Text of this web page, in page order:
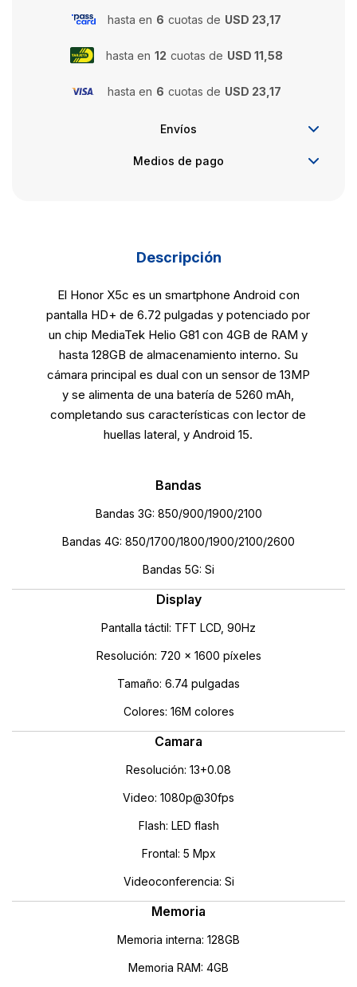
hasta en 6 cuotas de USD 23,17
hasta en 12 cuotas de USD 11,58
hasta en 6 cuotas de USD 23,17
Envíos
Medios de pago
Descripción
El Honor X5c es un smartphone Android con
pantalla HD+ de 6.72 pulgadas y potenciado por
un chip MediaTek Helio G81 con 4GB de RAM y
hasta 128GB de almacenamiento interno. Su
cámara principal es dual con un sensor de 13MP
y se alimenta de una batería de 5260 mAh,
completando sus características con lector de
huellas lateral, y Android 15.
Bandas
Bandas 3G: 850/900/1900/2100
Bandas 4G: 850/1700/1800/1900/2100/2600
Bandas 5G: Si
Display
Pantalla táctil: TFT LCD, 90Hz
Resolución: 720 x 1600 píxeles
Tamaño: 6.74 pulgadas
Colores: 16M colores
Camara
Resolución: 13+0.08
Video: 1080p@30fps
Flash: LED flash
Frontal: 5 Mpx
Videoconferencia: Si
Memoria
Memoria interna: 128GB
Memoria RAM: 4GB